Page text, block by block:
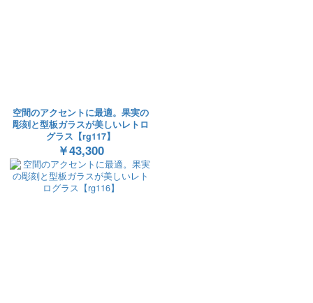
空間のアクセントに最適。果実の
彫刻と型板ガラスが美しいレトロ
グラス【rg117】
￥43,300